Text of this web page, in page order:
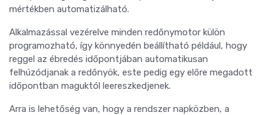
mértékben automatizálható.
Alkalmazással vezérelve minden redőnymotor külön
programozható, így könnyedén beállítható például, hogy
reggel az ébredés időpontjában automatikusan
felhúzódjanak a redőnyök, este pedig egy előre megadott
időpontban maguktól leereszkedjenek.
Arra is lehetőség van, hogy a rendszer napközben, a